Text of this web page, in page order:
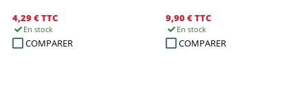
4,29 €TTC
En stock
COMPARER
9,90 €TTC
En stock
COMPARER